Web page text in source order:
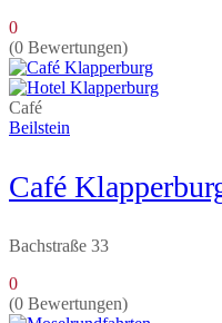
0
(0 Bewertungen)
Café
Beilstein
Café
Bachstraße 33
0
(0 Bewertungen)